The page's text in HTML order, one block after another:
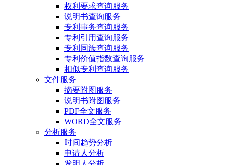
权利要求查询服务
说明书查询服务
专利事务查询服务
专利引用查询服务
专利同族查询服务
专利价值指数查询服务
相似专利查询服务
文件服务
摘要附图服务
说明书附图服务
PDF全文服务
WORD全文服务
分析服务
时间趋势分析
申请人分析